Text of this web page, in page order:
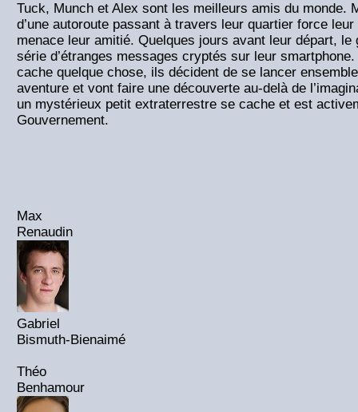
Tuck, Munch et Alex sont les meilleurs amis du monde.
d’une autoroute passant à travers leur quartier force
menace leur amitié. Quelques jours avant leur départ, le
série d’étranges messages cryptés sur leur
cache quelque chose, ils décident de se lancer
aventure et vont faire une découverte au-delà de
un mystérieux petit extraterrestre se cache et est
Gouvernement.
Max
Renaudin
Gabriel
Bismuth-Bienaimé
Théo
Benhamour